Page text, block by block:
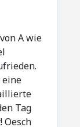
A wie
Tag
Oesch